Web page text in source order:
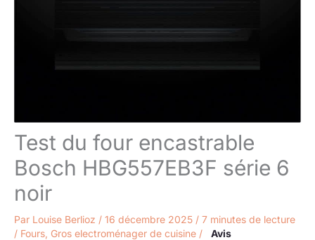
Test du four encastrable
Bosch HBG557EB3F série 6
noir
Par Louise Berlioz / 16 décembre 2025 / 7 minutes de lecture
/ Fours Gros electroménager de cuisine /
Avis